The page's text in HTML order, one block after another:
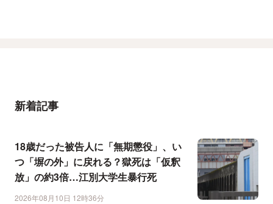
新着記事
18歳だった被告人に「無期懲役」、い
つ「塀の外」に戻れる？獄死は「仮釈
放」の約3倍…江別大学生暴行死
2026年08月10日 12時36分